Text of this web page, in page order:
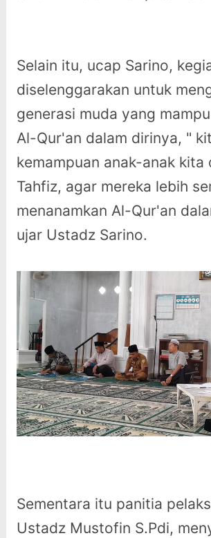
Selain itu, ucap Sarino,
diselenggarakan untuk
generasi muda yang
Al-Qur'an dalam dirinya, "
kemampuan anak-anak kita
Tahfiz, agar mereka lebih
menanamkan Al-Qur'an
ujar Ustadz Sarino.
Sementara itu panitia
Ustadz Mustofin S.Pdi,